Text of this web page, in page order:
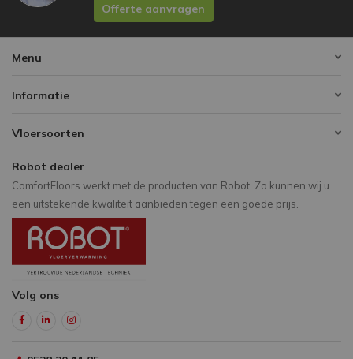
Offerte aanvragen
Menu
Informatie
Vloersoorten
Robot dealer
ComfortFloors werkt met de producten van Robot. Zo kunnen wij u
een uitstekende kwaliteit aanbieden tegen een goede prijs.
Volg ons